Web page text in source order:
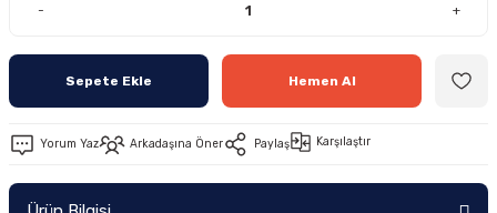
- +
Sepete Ekle Hemen Al
Yorum Yaz Arkadaşına Öner Paylaş Karşılaştır